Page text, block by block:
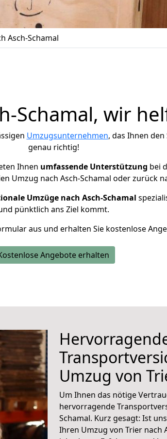
Asch-Schamal
Schamal, wir
Umzugsunternehmen, das Ihnen
genau richtig!
Ihnen umfassende Unterstützung bei
Umzug nach Asch-Schamal oder zurück
Umzüge nach Asch-Schamal
pünktlich ans Ziel kommt.
aus und erhalten Sie kostenlose
Angebote erhalten
Umzug von
Um Ihnen das nötige
hervorragende
Schamal. Kurz gesagt: Ist
Ihren Umzug von Trier nach